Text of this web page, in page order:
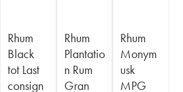
Rhum
Black
tot Last
consign
Rhum
Plantatio
n Rum
Gran
Rhum
Monym
usk
MPG